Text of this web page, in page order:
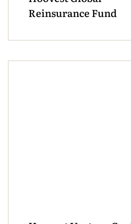
Reinsurance Fund